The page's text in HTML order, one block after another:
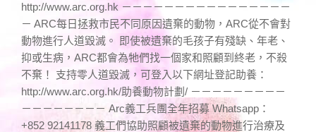
http://www.arc.org.hk －－－－－－－－－－－－－－－－
－ ARC每日拯救市民不同原因遺棄的動物，ARC從不會對
動物進行人道毀滅。 即使被遺棄的毛孩子有殘缺、年老、
抑或生病，ARC都會為牠們找一個家和照顧到終老，不殺
不棄！ 支持零人道毀滅，可登入以下網址登記助養：
http://www.arc.org.hk/助養動物計劃/ －－－－－－－－－
－－－－－－－－ Arc義工兵團全年招募 Whatsapp：
+852 92141178 義工們協助照顧被遺棄的動物進行治療及